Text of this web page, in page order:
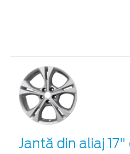
Jantă din aliaj 17"